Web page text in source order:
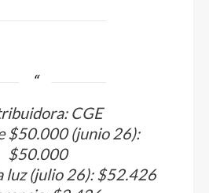
CGE
$50.000 (junio 26):
$50.000
luz (julio 26): $52.426